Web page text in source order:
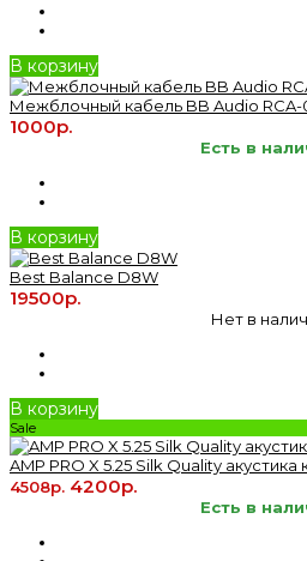
В корзину
Межблочный кабель BB Audio RCA-
1000р.
Есть в
В корзину
Best Balance D8W
19500р.
Нет в
В корзину
Sale
AMP PRO X 5.25 Silk Quality
4508р. 4200р.
Есть в